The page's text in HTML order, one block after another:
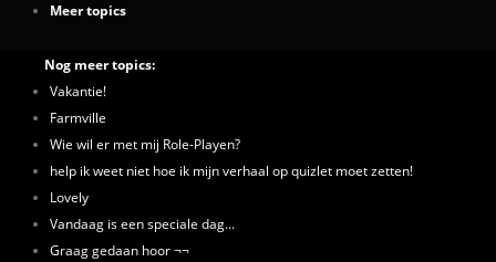
Meer topics
Nog meer topics:
Vakantie!
Farmville
Wie wil er met mij Role-Playen?
help ik weet niet hoe ik mijn verhaal op quizlet moet zetten!
Lovely
Vandaag is een speciale dag...
Graag gedaan hoor ¬¬